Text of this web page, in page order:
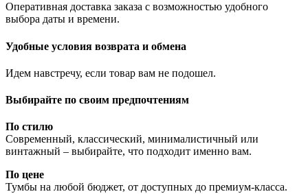
Оперативная доставка заказа с возможностью удобного
выбора даты и времени.
Удобные условия возврата и обмена
Идем навстречу, если товар вам не подошел.
Выбирайте по своим предпочтениям
По стилю
Современный, классический, минималистичный или
винтажный – выбирайте, что подходит именно вам.
По цене
Тумбы на любой бюджет, от доступных до премиум-класса.